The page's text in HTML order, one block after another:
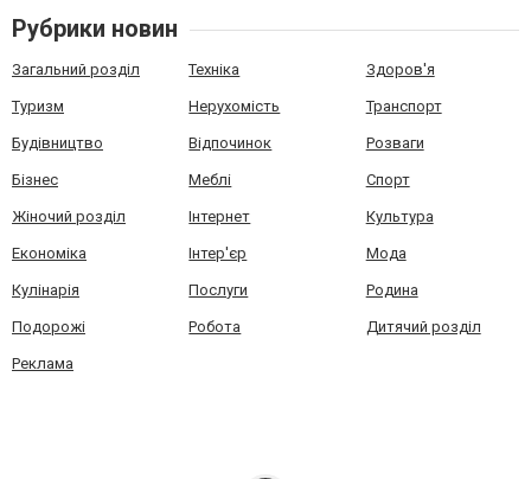
Рубрики новин
Загальний розділ Техніка Здоров'я
Туризм Нерухомість Транспорт
Будівництво Відпочинок Розваги
Бізнес Меблі Спорт
Жіночий розділ Інтернет Культура
Економіка Інтер'єр Мода
Кулінарія Послуги Родина
Подорожі Робота Дитячий розділ
Реклама